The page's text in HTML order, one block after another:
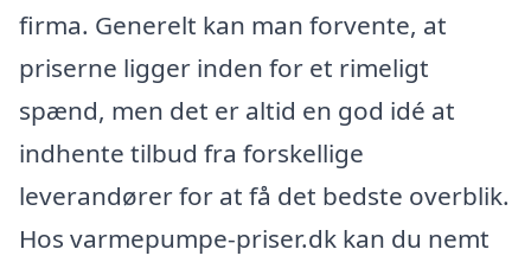
firma. Generelt kan man forvente, at
priserne ligger inden for et rimeligt
spænd, men det er altid en god idé at
indhente tilbud fra forskellige
leverandører for at få det bedste overblik.
Hos varmepumpe-priser.dk kan du nemt